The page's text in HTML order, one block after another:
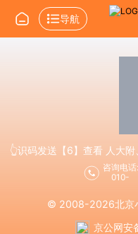
导航
👆识码发送【6】查看 人大
咨询电话:
010-
© 2008-2026北京
京公网安